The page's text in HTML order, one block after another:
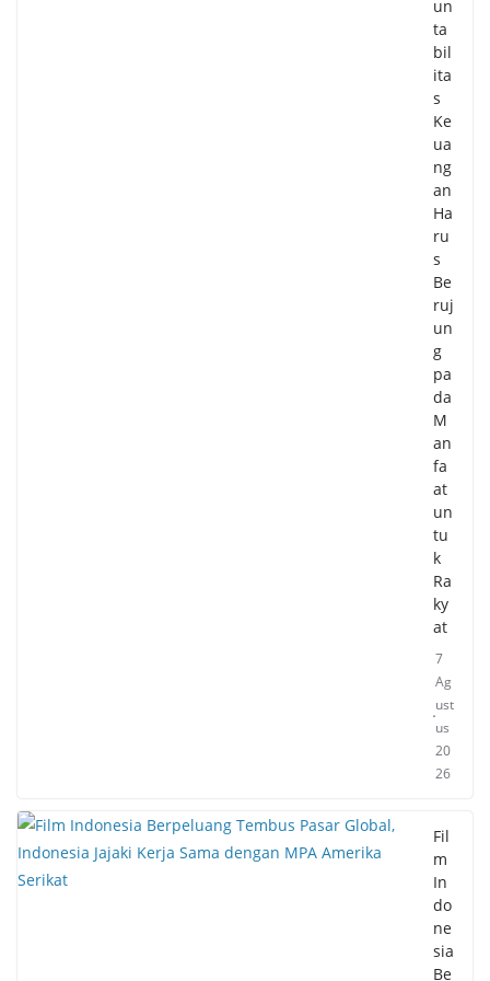
un
ta
bil
ita
s
Ke
ua
ng
an
Ha
ru
s
Be
ruj
un
g
pa
da
M
an
fa
at
un
tu
k
Ra
ky
at
7
Ag
ust
us
20
26
Fil
m
In
do
ne
sia
Be